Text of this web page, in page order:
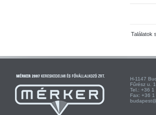
Találatok
H-
Tel.:
Fax: